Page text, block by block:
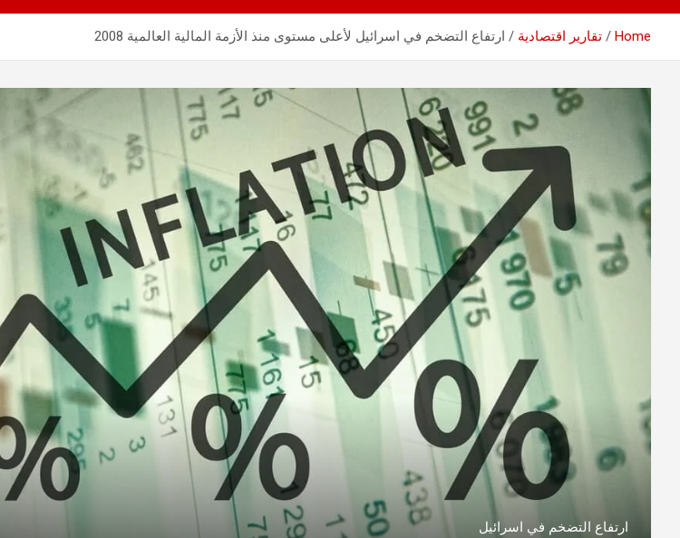
Home تقارير اقتصادية ارتفاع التضخم في اسرائيل لأعلى مستوى منذ الأزمة المالية العالمية 2008
ارتفاع التضخم في اسرائيل